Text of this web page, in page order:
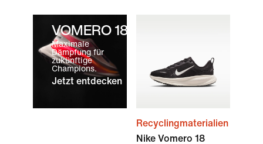
VOMERO 18
Maximale
Dämpfung für
zukünftige
Champions.
Jetzt entdecken
Recyclingmaterialien
Nike Vomero 18